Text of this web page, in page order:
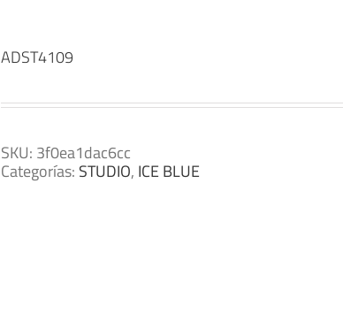
ADST4109
SKU: 3f0ea1dac6cc
Categorías: STUDIO, ICE BLUE